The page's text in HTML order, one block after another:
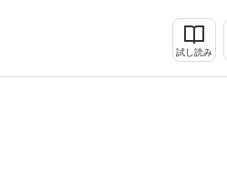
試し読み